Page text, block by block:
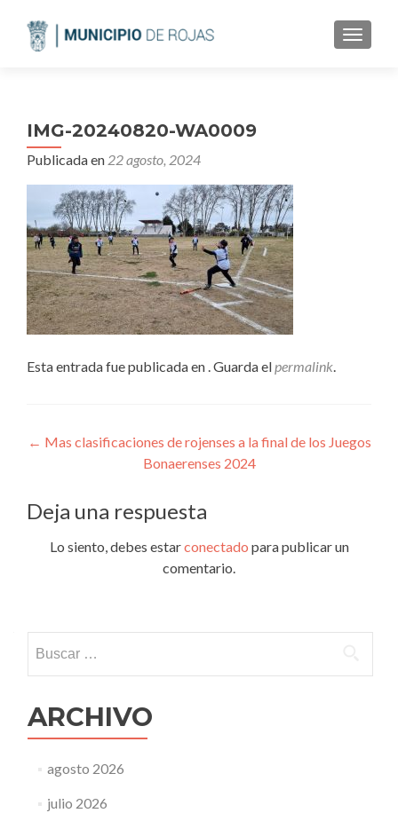
IMG-20240820-WA0009
Publicada en 22 agosto, 2024
Esta entrada fue publicada en . Guarda elpermalink.
Navegación
entradas
← Mas clasificaciones de rojenses a la final de los Juegos
Bonaerenses 2024
Deja una respuesta
Lo siento, debes estarconectado para publicar un
comentario.
ARCHIVO
agosto 2026
julio 2026